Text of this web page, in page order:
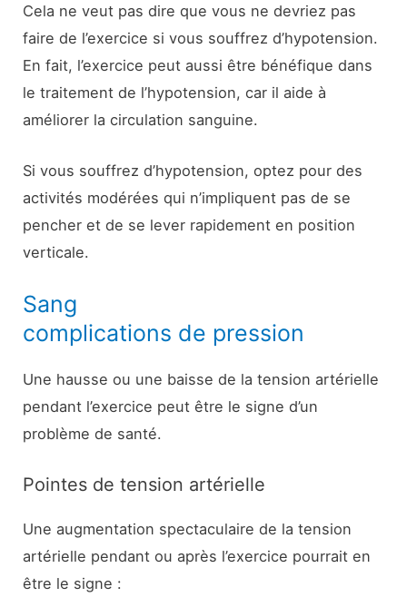
Cela ne veut pas dire que vous ne devriez pas
faire de l’exercice si vous souffrez d’hypotension.
En fait, l’exercice peut aussi être bénéfique dans
le traitement de l’hypotension, car il aide à
améliorer la circulation sanguine.
Si vous souffrez d’hypotension, optez pour des
activités modérées qui n’impliquent pas de se
pencher et de se lever rapidement en position
verticale.
Sang
complications de pression
Une hausse ou une baisse de la tension artérielle
pendant l’exercice peut être le signe d’un
problème de santé.
Pointes de tension artérielle
Une augmentation spectaculaire de la tension
artérielle pendant ou après l’exercice pourrait en
être le signe :